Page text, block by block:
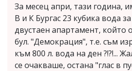
За месец апри, тази година,
В и К Бургас 23 кубика вода
двустаен апартамент, който
бул. "Демокрация", т.е. съм
към 800 л. вода на ден ?!?!...
се очакваше, остана "глас в